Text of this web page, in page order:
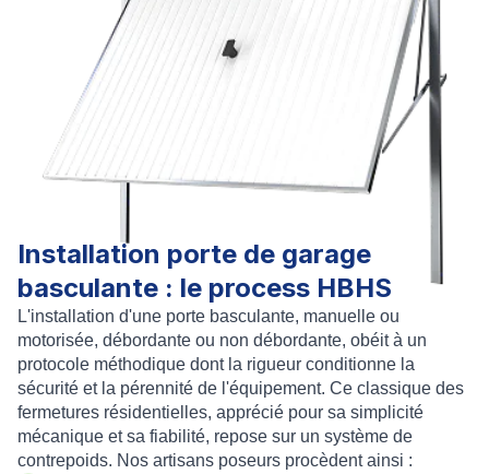
Installation porte de garage
basculante : le process HBHS
L'installation d'une porte basculante, manuelle ou
motorisée, débordante ou non débordante, obéit à un
protocole méthodique dont la rigueur conditionne la
sécurité et la pérennité de l'équipement. Ce classique des
fermetures résidentielles, apprécié pour sa simplicité
mécanique et sa fiabilité, repose sur un système de
contrepoids. Nos artisans poseurs procèdent ainsi :